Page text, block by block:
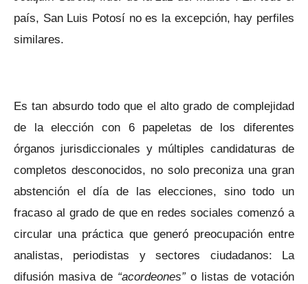
país, San Luis Potosí no es la excepción, hay perfiles
similares.
Es tan absurdo todo que el alto grado de complejidad
de la elección con 6 papeletas de los diferentes
órganos jurisdiccionales y múltiples candidaturas de
completos desconocidos, no solo preconiza una gran
abstención el día de las elecciones, sino todo un
fracaso al grado de que en redes sociales comenzó a
circular una práctica que generó preocupación entre
analistas, periodistas y sectores ciudadanos: La
difusión masiva de “acordeones” o listas de votación